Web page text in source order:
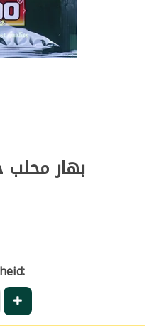
بهار محلب